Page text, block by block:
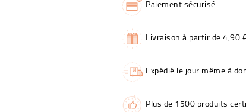
Paiement sécurisé
Livraison à partir de 4,90
Expédié le jour même à
Plus de 1500 produits